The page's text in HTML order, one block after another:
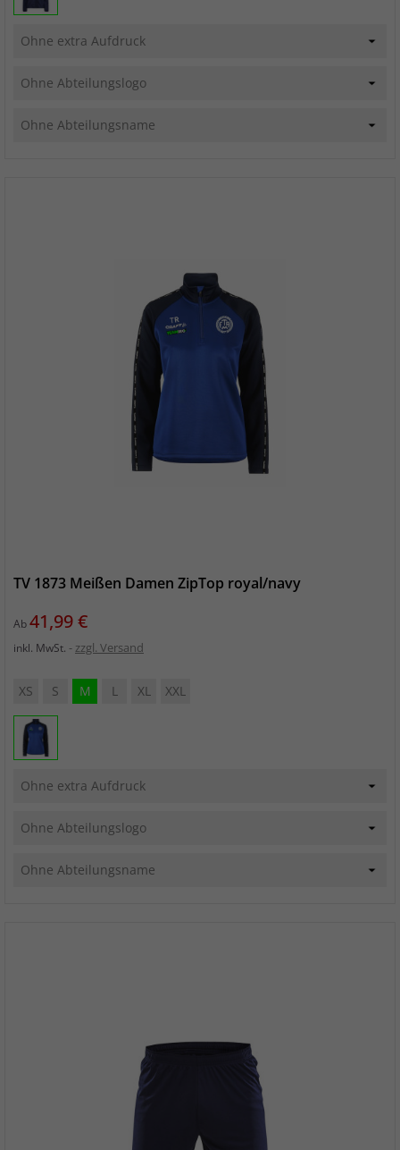
TV 1873 Meißen Damen ZipTop royal/navy
AbPreis
41,99 €
inkl. MwSt. zzgl. Versand
XS S M L XL XXL